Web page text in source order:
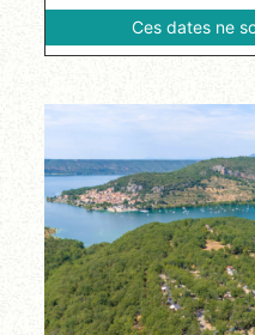
Ces dates ne